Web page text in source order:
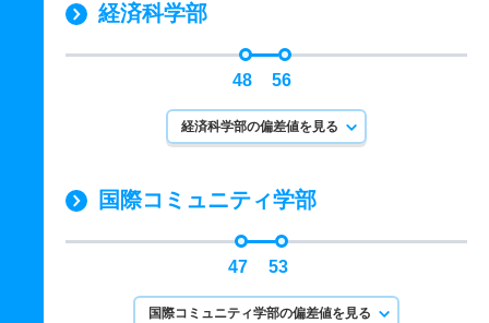
経済科学部
48 56
経済科学部の偏差値を見る
国際コミュニティ学部
47 53
国際コミュニティ学部の偏差値を見る